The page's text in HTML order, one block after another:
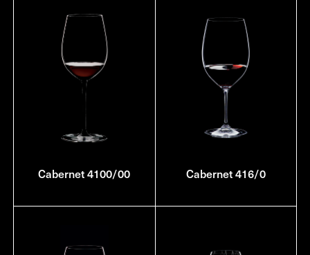
Cabernet 4100/00 Cabernet 416/0